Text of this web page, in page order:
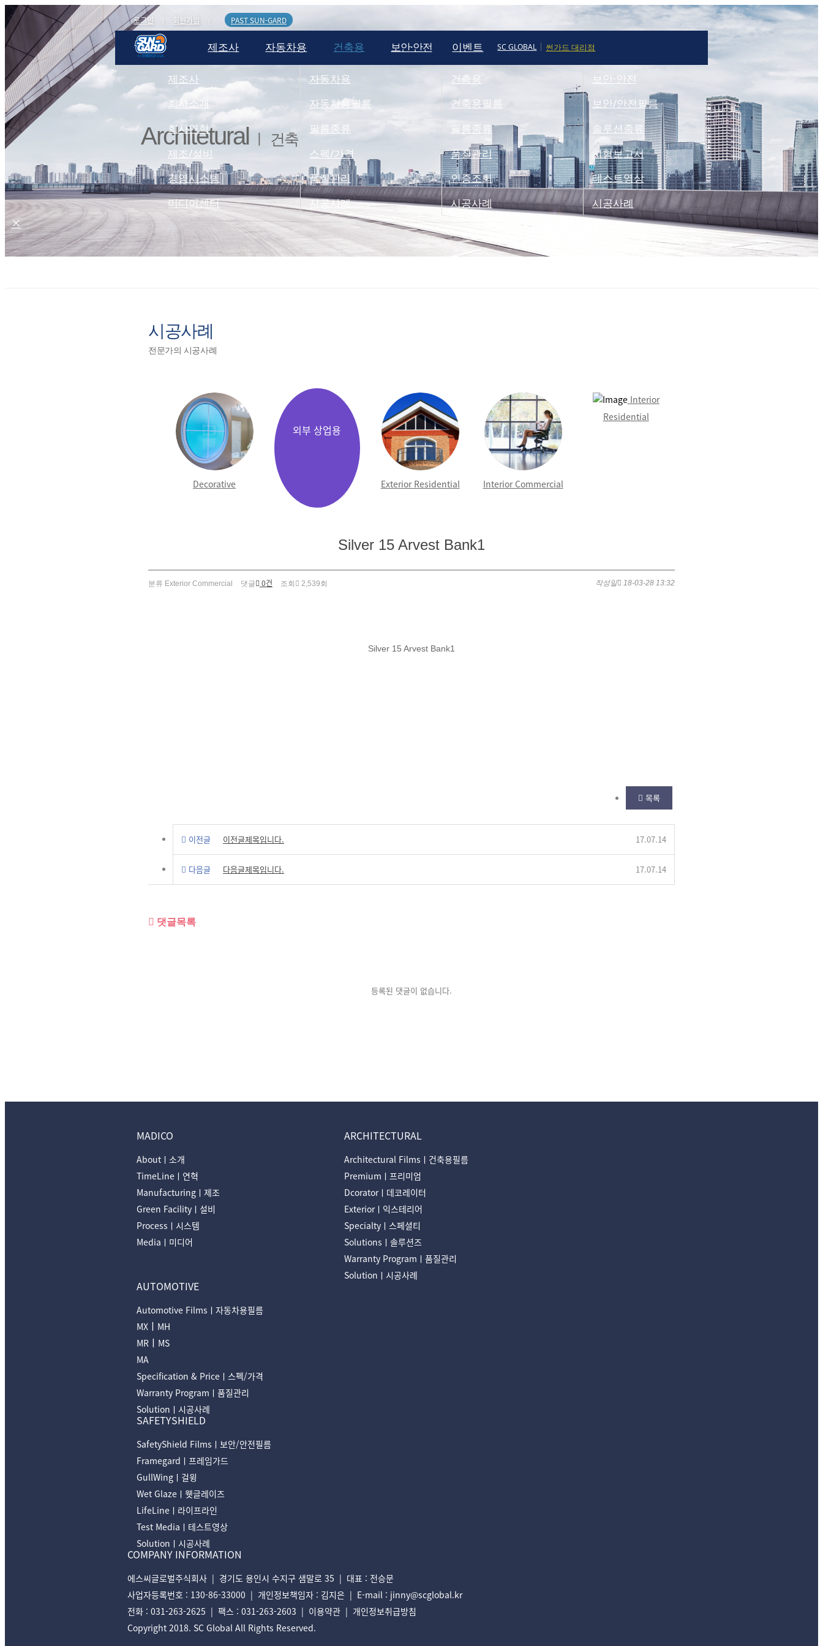
로그인 회원가입 PAST SUN-GARD
제조사 자동차용 건축용 보안·안전 이벤트 SC GLOBAL | 썬가드 대리점
제조사
회사소개
회사연혁
제조/설비
경영시스템
미디어센터
자동차용
자동차용필름
필름종류
스펙/가격
품질관리
시공사례
건축용
건축용필름
필름종류
품질관리
인증조회
시공사례
보안·안전
보안/안전필름
솔루션종류
시험보고서
테스트영상
시공사례
Architetural ㅣ 건축
필름소개 품질관리정책
시공사례
전문가의 시공사례
Decorative Exterior Residential Interior Commercial
Interior
Residential
Silver 15 Arvest Bank1
분류 Exterior Commercial 댓글 0건 조회 2,539회 작성일 18-03-28 13:32
Silver 15 Arvest Bank1
목록
이전글 이전글제목입니다. 17.07.14
다음글 다음글제목입니다. 17.07.14
댓글목록
등록된 댓글이 없습니다.
MADICO
Aboutㅣ소개
TimeLineㅣ연혁
Manufacturingㅣ제조
Green Facilityㅣ설비
Processㅣ시스템
Mediaㅣ미디어
ARCHITECTURAL
Architectural Filmsㅣ건축용필름
Premiumㅣ프리미엄
Dcoratorㅣ데코레이터
Exteriorㅣ익스테리어
Specialtyㅣ스페셜티
Solutionsㅣ솔루션즈
Warranty Programㅣ품질관리
Solutionㅣ시공사례
AUTOMOTIVE
Automotive Filmsㅣ자동차용필름
MX ㅣ MH
MR ㅣ MS
MA
Specification & Priceㅣ스펙/가격
Warranty Programㅣ품질관리
Solutionㅣ시공사례
SAFETYSHIELD
SafetyShield Filmsㅣ보안/안전필름
Framegardㅣ프레임가드
GullWingㅣ걸윙
Wet Glazeㅣ웻글레이즈
LifeLineㅣ라이프라인
Test Mediaㅣ테스트영상
Solutionㅣ시공사례
COMPANY INFORMATION
에스씨글로벌주식회사 | 경기도 용인시 수지구 샘말로 35 | 대표 : 전승문
사업자등록번호 : 130-86-33000 | 개인정보책임자 : 김지은 | E-mail : jinny@scglobal.kr
전화 : 031-263-2625 | 팩스 : 031-263-2603 | 이용약관 | 개인정보취급방침
Copyright 2018. SC Global All Rights Reserved.